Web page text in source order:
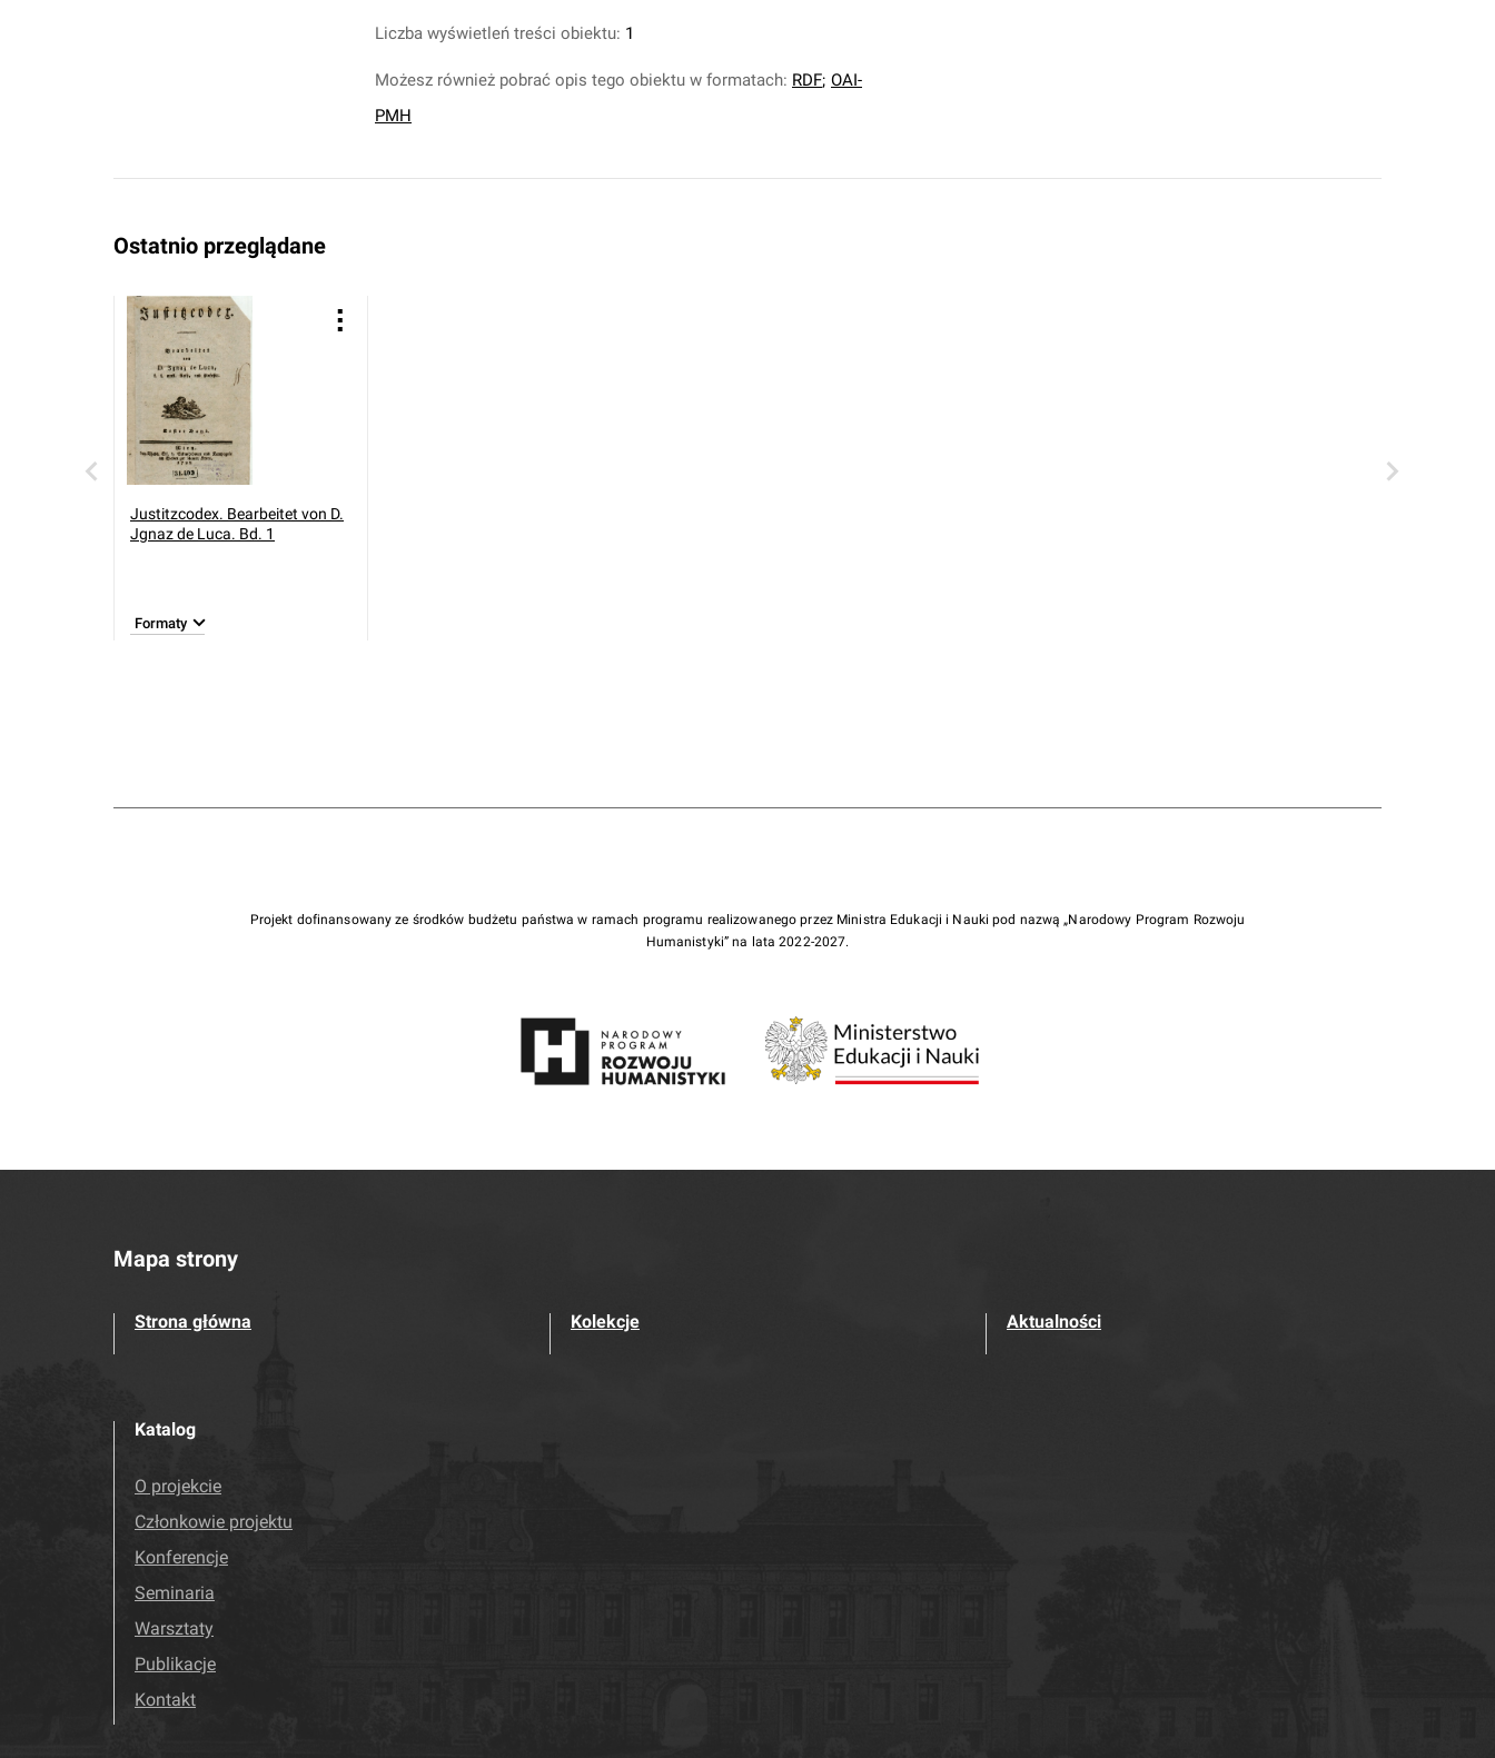
Liczba wyświetleń treści obiektu: 1
Możesz również pobrać opis tego obiektu w formatach: RDF; OAI-
PMH
Ostatnio przeglądane
Justitzcodex. Bearbeitet von D.
Jgnaz de Luca. Bd. 1
Formaty
Projekt dofinansowany ze środków budżetu państwa w ramach programu realizowanego przez Ministra Edukacji i Nauki pod nazwą „Narodowy Program Rozwoju
Humanistyki” na lata 2022-2027.
Mapa strony
Strona główna Kolekcje Aktualności
Katalog
O projekcie
Członkowie projektu
Konferencje
Seminaria
Warsztaty
Publikacje
Kontakt